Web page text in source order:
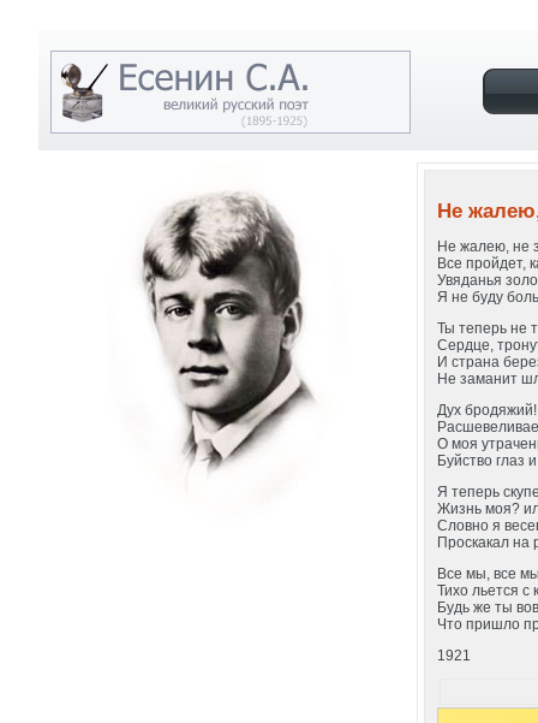
Не
Не жалею, не
Все пройдет,
Увяданья
Я не буду
Ты теперь не
Сердце,
И страна
Не заманит
Дух
О моя
Буйство глаз
Я теперь
Жизнь моя?
Словно я
Проскакал на
Все мы, все
Тихо льется с
Будь же ты
Что пришло
1921